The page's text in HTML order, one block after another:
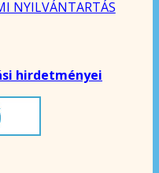
NYILVÁNTARTÁS
hirdetményei